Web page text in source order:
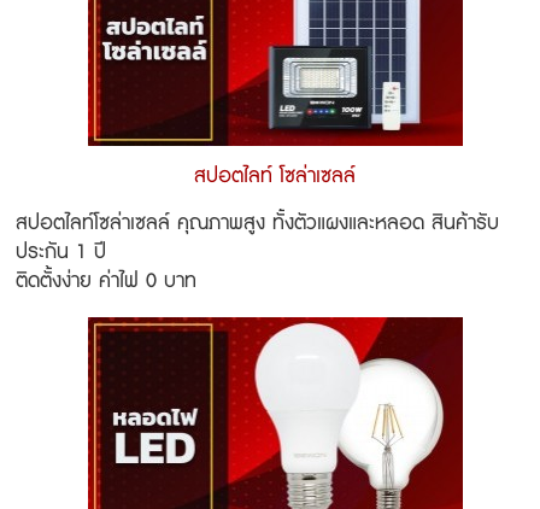
สปอตไลท์ โซล่าเซลล์
สปอตไลท์โซล่าเซลล์ คุณภาพสูง ทั้งตัวแผงและหลอด สินค้ารับ
ประกัน 1 ปี
ติดตั้งง่าย ค่าไฟ 0 บาท